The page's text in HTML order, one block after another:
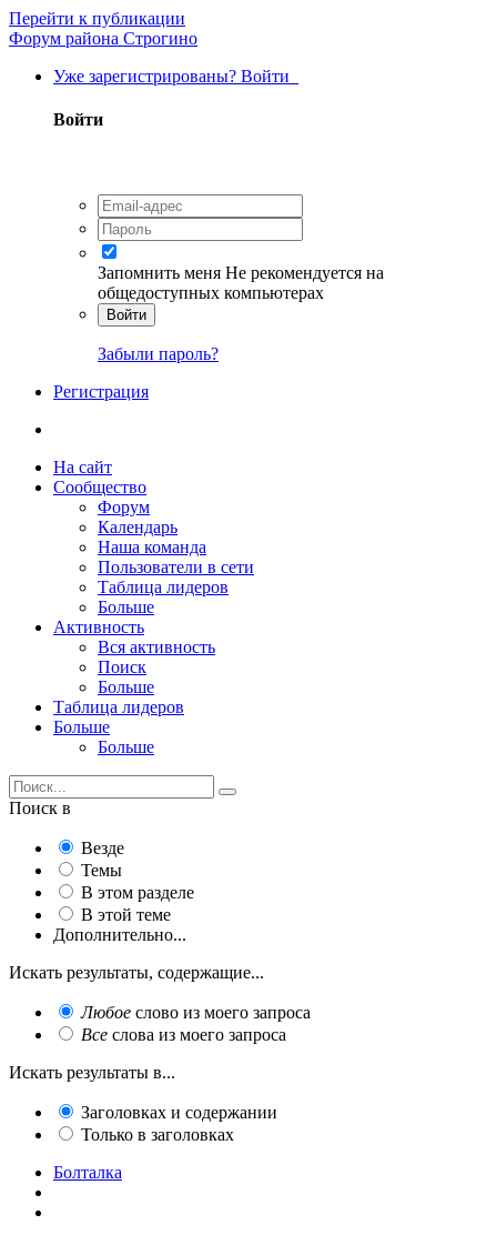
Перейти к публикации
Форум района Строгино
Уже зарегистрированы? Войти
Войти
Запомнить меня Не рекомендуется на
общедоступных компьютерах
Войти
Забыли пароль?
Регистрация
На сайт
Сообщество
Форум
Календарь
Наша команда
Пользователи в сети
Таблица лидеров
Больше
Активность
Вся активность
Поиск
Больше
Таблица лидеров
Больше
Больше
Поиск в
Везде
Темы
В этом разделе
В этой теме
Дополнительно...
Искать результаты, содержащие...
Любое слово из моего запроса
Все слова из моего запроса
Искать результаты в...
Заголовках и содержании
Только в заголовках
Болталка